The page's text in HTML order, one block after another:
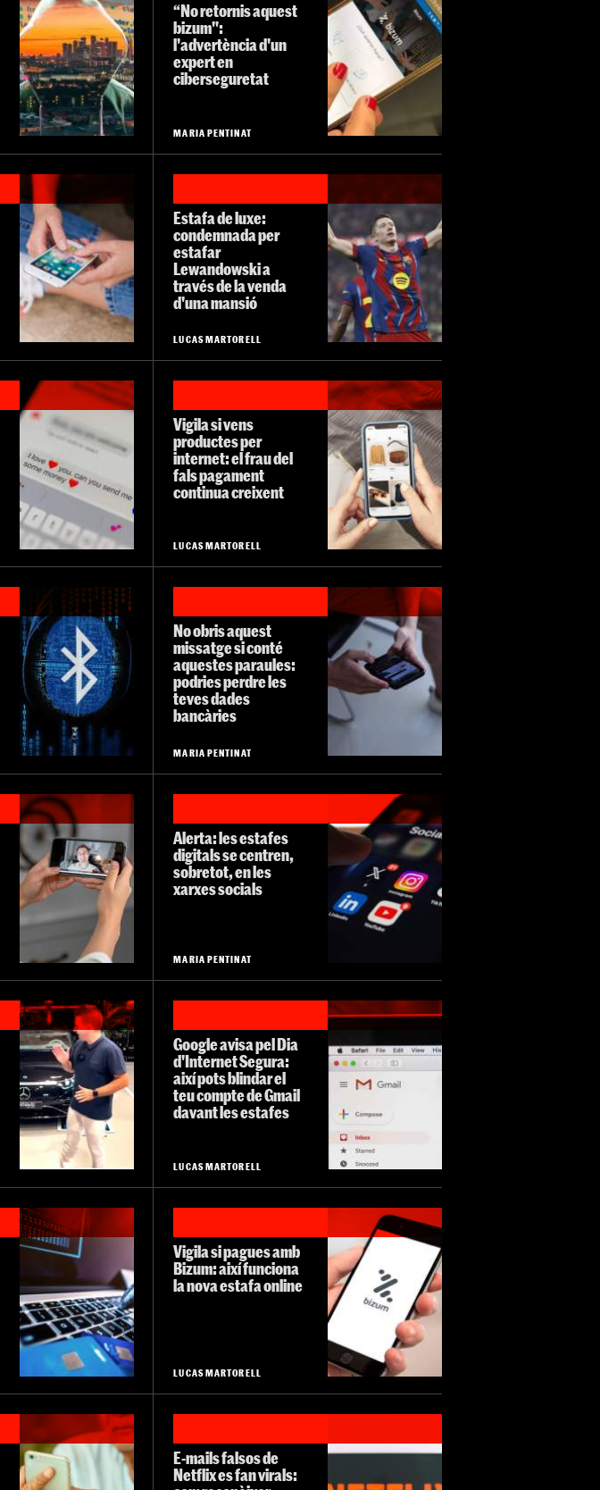
“No retornis aquest
bizum":
l'advertència d'un
expert en
ciberseguretat
MARIA PENTINAT
Estafa de luxe:
condemnada per
estafar
Lewandowski a
través de la venda
d'una mansió
LUCAS MARTORELL
Vigila si vens
productes per
internet: el frau del
fals pagament
continua creixent
LUCAS MARTORELL
No obris aquest
missatge si conté
aquestes paraules:
podries perdre les
teves dades
bancàries
MARIA PENTINAT
Alerta: les estafes
digitals se centren,
sobretot, en les
xarxes socials
MARIA PENTINAT
Google avisa pel Dia
d'Internet Segura:
així pots blindar el
teu compte de Gmail
davant les estafes
LUCAS MARTORELL
Vigila si pagues amb
Bizum: així funciona
la nova estafa online
LUCAS MARTORELL
E-mails falsos de
Netflix es fan virals: